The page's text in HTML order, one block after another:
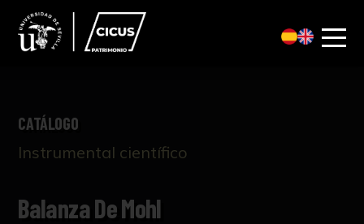
CATÁLOGO
Instrumental científico
Balanza De Mohl